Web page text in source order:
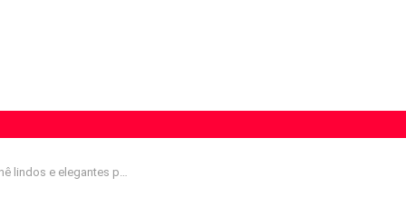
a mesa organizada charmosa e cheia de estilo